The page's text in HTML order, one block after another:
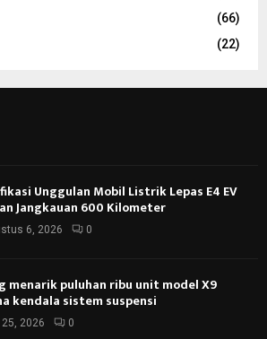
(66)
(22)
Unggulan Mobil Listrik Lepas E4 EV
Jangkauan 600 Kilometer
6, 2026 0
menarik puluhan ribu unit model X9
kendala sistem suspensi
2026 0